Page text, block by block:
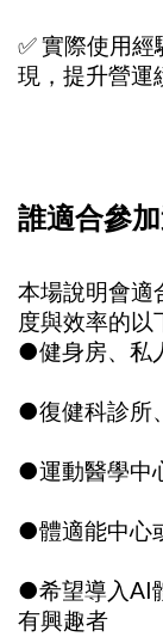
✅ 實際使用
現，提升營運
誰適合參
本場說明會適
度與效率的以
●健身房、私
●復健科診所
●運動醫學中
●體適能中心
●希望導入AI
有興趣者